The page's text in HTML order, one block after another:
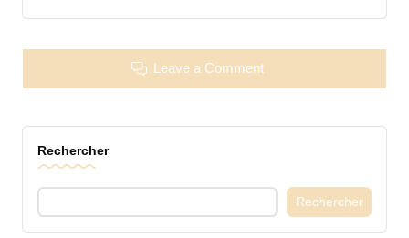
Leave a Comment
Rechercher
Rechercher